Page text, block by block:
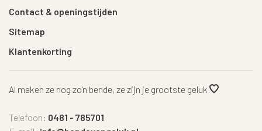
Contact & openingstijden
Sitemap
Klantenkorting
Al maken ze nog zo'n bende, ze zijn je grootste geluk
Telefoon: 0481 - 785701